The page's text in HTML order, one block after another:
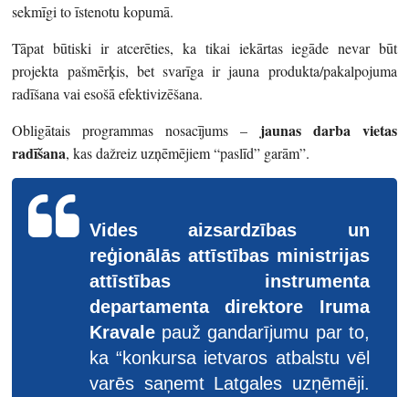
sekmīgi to īstenotu kopumā.
Tāpat būtiski ir atcerēties, ka tikai iekārtas iegāde nevar būt
projekta pašmērķis, bet svarīga ir jauna produkta/pakalpojuma
radīšana vai esošā efektivizēšana.
Obligātais programmas nosacījums – jaunas darba vietas
radīšana, kas dažreiz uzņēmējiem “paslīd” garām”.
Vides aizsardzības un
reģionālās attīstības ministrijas
attīstības instrumenta
departamenta direktore Iruma
Kravale pauž gandarījumu par to,
ka “konkursa ietvaros atbalstu vēl
varēs saņemt Latgales uzņēmēji.